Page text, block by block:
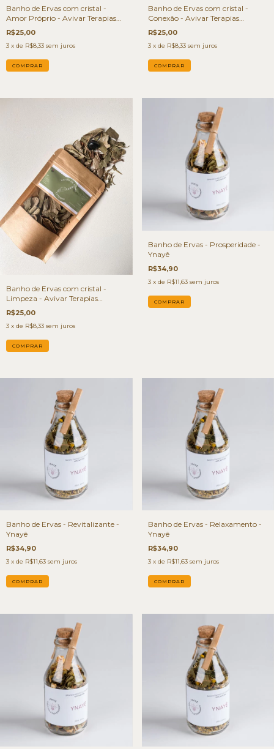
Banho de Ervas com cristal -
Amor Próprio - Avivar Terapias
Integrativas
R$25,00
3 x de R$8,33 sem juros
Banho de Ervas com cristal -
Conexão - Avivar Terapias
Integrativas
R$25,00
3 x de R$8,33 sem juros
Banho de Ervas com cristal -
Limpeza - Avivar Terapias
Integrativas
R$25,00
3 x de R$8,33 sem juros
Banho de Ervas - Prosperidade -
Ynayê
R$34,90
3 x de R$11,63 sem juros
Banho de Ervas - Revitalizante -
Ynayê
R$34,90
3 x de R$11,63 sem juros
Banho de Ervas - Relaxamento -
Ynayê
R$34,90
3 x de R$11,63 sem juros